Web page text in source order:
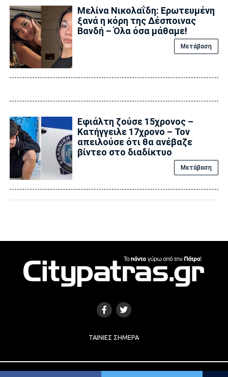
Μελίνα Νικολαΐδη: Ερωτευμένη
ξανά η κόρη της Δέσποινας
Βανδή – Όλα όσα μάθαμε!
Μετάβαση
Εφιάλτη ζούσε 15χρονος –
Κατήγγειλε 17χρονο – Τον
απειλούσε ότι θα ανέβαζε
βίντεο στο διαδίκτυο
Μετάβαση
ΤΑΙΝΊΕΣ ΣΉΜΕΡΑ